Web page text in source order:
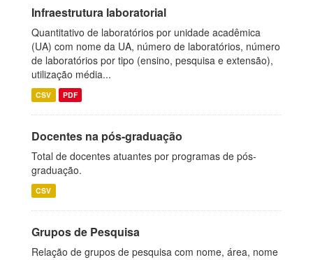
Infraestrutura laboratorial
Quantitativo de laboratórios por unidade acadêmica
(UA) com nome da UA, número de laboratórios, número
de laboratórios por tipo (ensino, pesquisa e extensão),
utilização média...
CSV PDF
Docentes na pós-graduação
Total de docentes atuantes por programas de pós-
graduação.
CSV
Grupos de Pesquisa
Relação de grupos de pesquisa com nome, área, nome